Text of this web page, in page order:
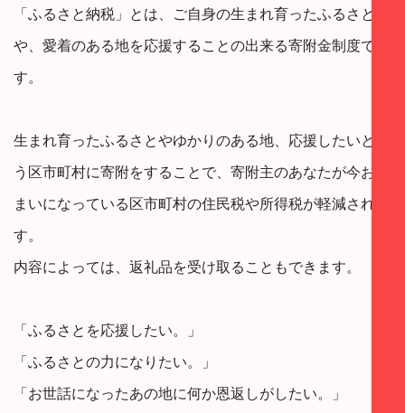
「ふるさと納税」とは、ご自身の生まれ育ったふるさと
や、愛着のある地を応援することの出来る寄附金制度で
す。
生まれ育ったふるさとやゆかりのある地、応援したいと思
う区市町村に寄附をすることで、寄附主のあなたが今お住
まいになっている区市町村の住民税や所得税が軽減されま
す。
内容によっては、返礼品を受け取ることもできます。
「ふるさとを応援したい。」
「ふるさとの力になりたい。」
「お世話になったあの地に何か恩返しがしたい。」